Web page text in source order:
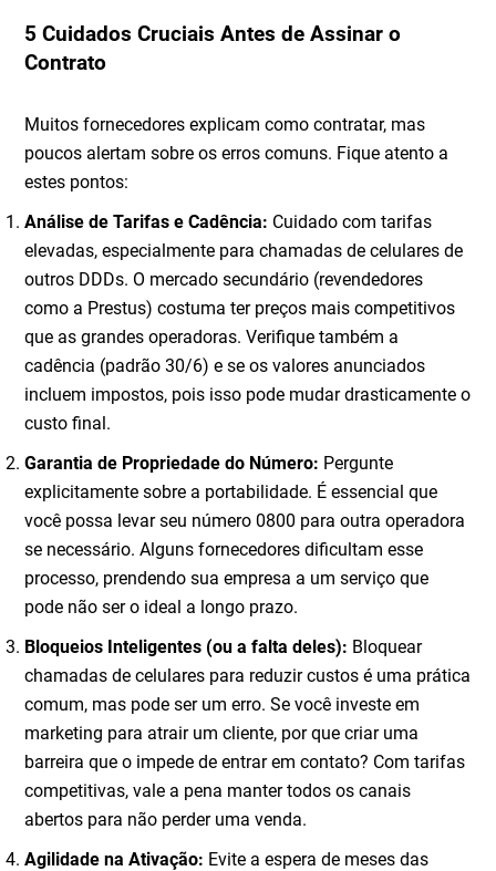
5 Cuidados Cruciais Antes de Assinar o
Contrato
Muitos fornecedores explicam como contratar, mas
poucos alertam sobre os erros comuns. Fique atento a
estes pontos:
Análise de Tarifas e Cadência: Cuidado com tarifas
elevadas, especialmente para chamadas de celulares de
outros DDDs. O mercado secundário (revendedores
como a Prestus) costuma ter preços mais competitivos
que as grandes operadoras. Verifique também a
cadência (padrão 30/6) e se os valores anunciados
incluem impostos, pois isso pode mudar drasticamente o
custo final.
Garantia de Propriedade do Número: Pergunte
explicitamente sobre a portabilidade. É essencial que
você possa levar seu número 0800 para outra operadora
se necessário. Alguns fornecedores dificultam esse
processo, prendendo sua empresa a um serviço que
pode não ser o ideal a longo prazo.
Bloqueios Inteligentes (ou a falta deles): Bloquear
chamadas de celulares para reduzir custos é uma prática
comum, mas pode ser um erro. Se você investe em
marketing para atrair um cliente, por que criar uma
barreira que o impede de entrar em contato? Com tarifas
competitivas, vale a pena manter todos os canais
abertos para não perder uma venda.
Agilidade na Ativação: Evite a espera de meses das